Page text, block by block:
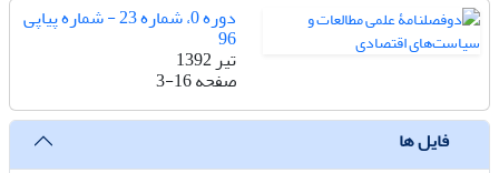
دوره 0، شماره 23 - شماره پیاپی
96
تیر 1392
صفحه3-16
فایل ها